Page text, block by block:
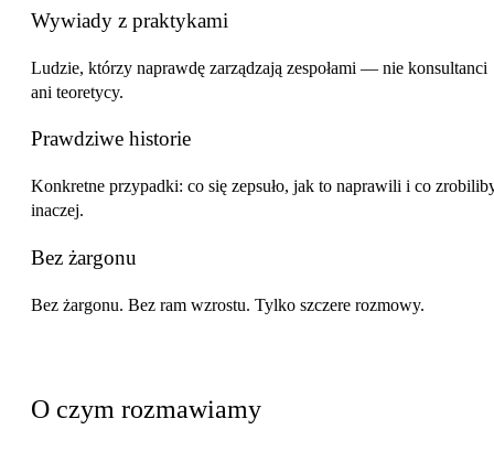
Wywiady z praktykami
Ludzie, którzy naprawdę zarządzają zespołami — nie konsultanci
ani teoretycy.
Prawdziwe historie
Konkretne przypadki: co się zepsuło, jak to naprawili i co
inaczej.
Bez żargonu
Bez żargonu. Bez ram wzrostu. Tylko szczere rozmowy.
O czym rozmawiamy